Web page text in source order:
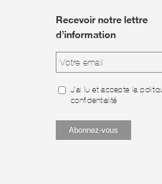
Recevoir notre lettre
d’information
J'ai lu et accepte la
confidentialité